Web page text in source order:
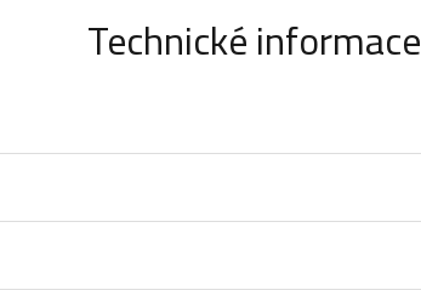
Technické informace